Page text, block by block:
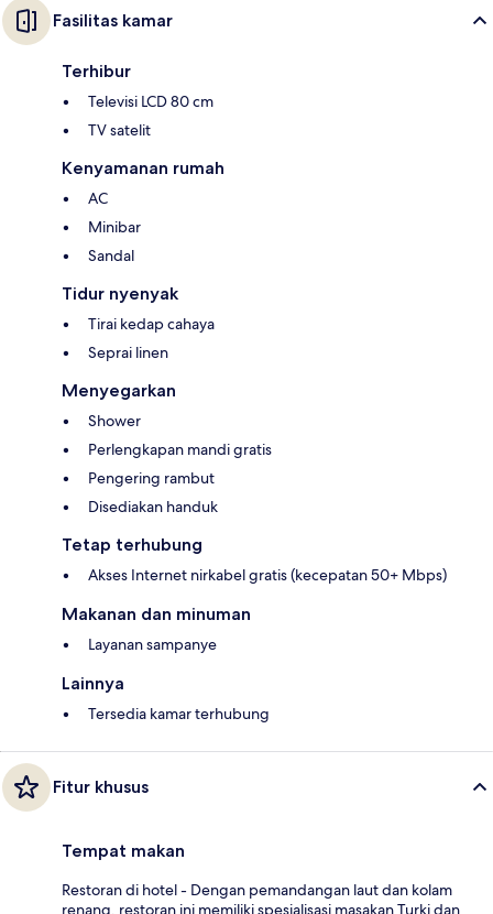
Fasilitas kamar
Terhibur
Televisi LCD 80 cm
TV satelit
Kenyamanan rumah
AC
Minibar
Sandal
Tidur nyenyak
Tirai kedap cahaya
Seprai linen
Menyegarkan
Shower
Perlengkapan mandi gratis
Pengering rambut
Disediakan handuk
Tetap terhubung
Akses Internet nirkabel gratis (kecepatan 50+ Mbps)
Makanan dan minuman
Layanan sampanye
Lainnya
Tersedia kamar terhubung
Fitur khusus
Tempat makan
Restoran di hotel - Dengan pemandangan laut dan kolam
renang, restoran ini memiliki spesialisasi masakan Turki dan